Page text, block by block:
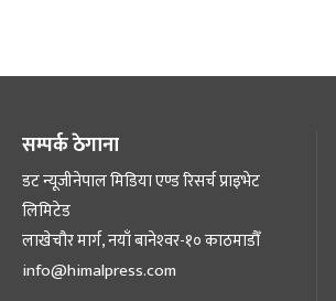
सम्पर्क ठेगाना
डट न्यूजीनेपाल मिडिया एण्ड रिसर्च प्राइभेट
लिमिटेड
लाखेचौर मार्ग, नयाँ बानेश्‍वर-१० काठमाडौँ
info@himalpress.com